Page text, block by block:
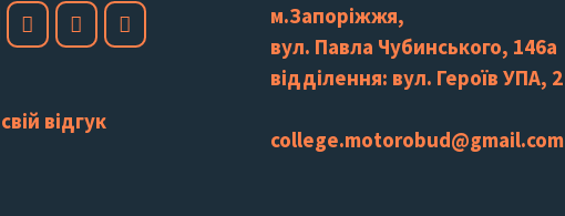
відгук
м.Запоріжжя,
вул. Павла Чубинського, 146а
відділення: вул. Героїв УПА, 2
college.motorobud@gmail.com